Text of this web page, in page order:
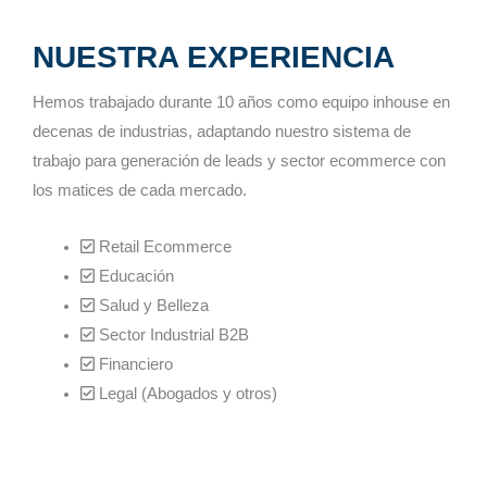
NUESTRA EXPERIENCIA
Hemos trabajado durante 10 años como equipo inhouse en
decenas de industrias, adaptando nuestro sistema de
trabajo para generación de leads y sector ecommerce con
los matices de cada mercado.
Retail Ecommerce
Educación
Salud y Belleza
Sector Industrial B2B
Financiero
Legal (Abogados y otros)